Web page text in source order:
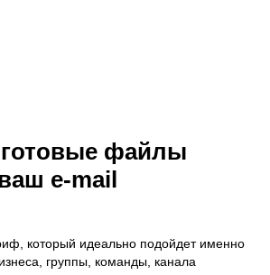
файлы
e-mail
который идеально подойдет именно
группы, команды, канала